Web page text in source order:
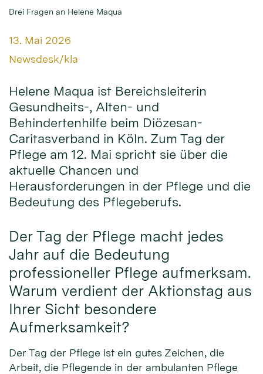
Drei Fragen an Helene Maqua
Datum:
13. Mai 2026
Von:
Newsdesk/kla
Helene Maqua ist Bereichsleiterin
Gesundheits-, Alten- und
Behindertenhilfe beim Diözesan-
Caritasverband in Köln. Zum Tag der
Pflege am 12. Mai spricht sie über die
aktuelle Chancen und
Herausforderungen in der Pflege und die
Bedeutung des Pflegeberufs.
Der Tag der Pflege macht jedes
Jahr auf die Bedeutung
professioneller Pflege aufmerksam.
Warum verdient der Aktionstag aus
Ihrer Sicht besondere
Aufmerksamkeit?
Der Tag der Pflege ist ein gutes Zeichen, die
Arbeit, die Pflegende in der ambulanten Pflege